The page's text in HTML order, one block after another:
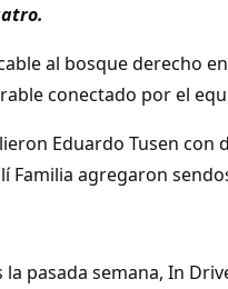
al bosque derecho
conectado por el
Eduardo Tusen con
Familia agregaron
pasada semana, In